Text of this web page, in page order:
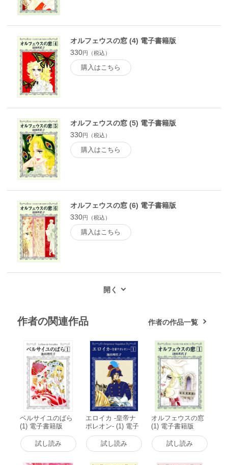
オルフェウスの窓 (4) 電子書籍版
330円（税込）
購入はこちら
オルフェウスの窓 (5) 電子書籍版
330円（税込）
購入はこちら
オルフェウスの窓 (6) 電子書籍版
330円（税込）
購入はこちら
作者の関連作品 作者の作品一覧
ベルサイユのばら
(1) 電子書籍版
試し読み
エロイカ -皇帝ナ
ポレオン- (1) 電子
書籍版
試し読み
オルフェウスの窓
(1) 電子書籍版
試し読み